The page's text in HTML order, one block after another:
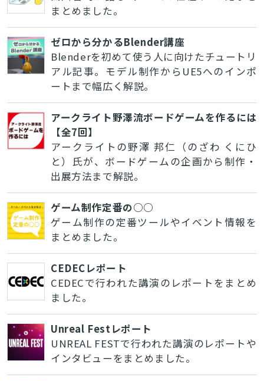
まとめました。
ゼロから分かるBlender講座
Blenderを初めて使う人に向けたチュートリ
アル記事。モデル制作からUE5へのインポ
ートまで幅広く解説。
アークライト野澤流ボードゲームを作るには
【全7回】
アークライトの野澤 邦仁（のざわ くにひ
と）氏が、ボードゲームの企画から制作・
出展方法まで解説。
ゲーム制作定番の○○
ゲーム制作の定番ツールやイベント情報を
まとめました。
CEDECレポート
CEDECで行われた講演のレポートをまとめ
ました。
Unreal Festレポート
UNREAL FESTで行われた講演のレポートや
インタビューをまとめました。